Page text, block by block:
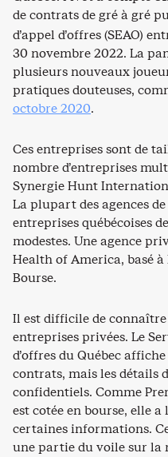
de contrats de gré à gré
d’appel d’offres (SEAO)
30 novembre 2022. La
plusieurs nouveaux
pratiques douteuses,
octobre 2020.
Ces entreprises sont de
nombre d’entreprises
Synergie Hunt
La plupart des agences
entreprises québécoises
modestes. Une agence
Health of America, basé
Bourse.
Il est difficile de connaître
entreprises privées. Le
d’offres du Québec
contrats, mais les détails
confidentiels. Comme
est cotée en bourse, elle
certaines informations.
une partie du voile sur la